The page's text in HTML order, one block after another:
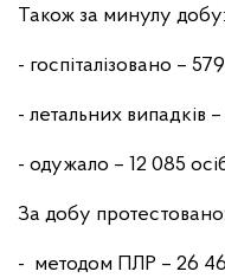
Також за минулу добу:
- госпіталізовано –
- летальних випадків –
- одужало – 12 085
За добу протестовано:
- методом ПЛР – 26